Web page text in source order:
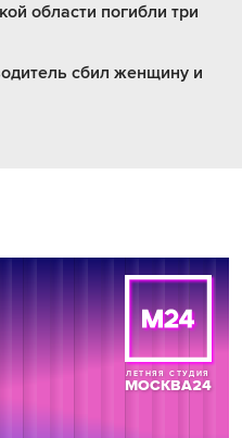
области погибли три
сбил женщину и